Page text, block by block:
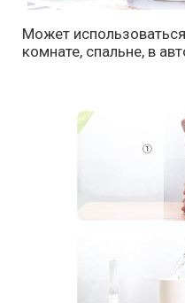
Может
комнате, спальне, в